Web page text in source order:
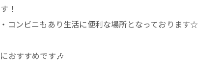
！
コンビニもあり生活に便利な場所となっております☆
おすすめです🎶